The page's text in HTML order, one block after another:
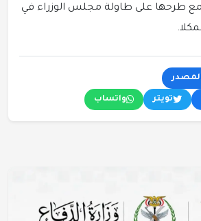
طرحها على طاولة مجلس الوزراء في
تويتر واتساب